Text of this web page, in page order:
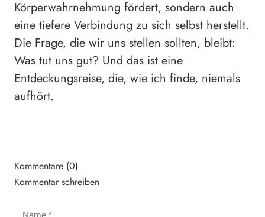
Körperwahrnehmung fördert, sondern auch
eine tiefere Verbindung zu sich selbst herstellt.
Die Frage, die wir uns stellen sollten, bleibt:
Was tut uns gut? Und das ist eine
Entdeckungsreise, die, wie ich finde, niemals
aufhört.
Kommentare (0)
Kommentar schreiben